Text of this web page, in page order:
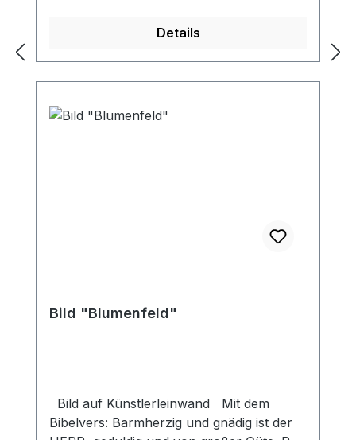
Details
Bild "Blumenfeld"
Bild auf Künstlerleinwand Mit dem
Bibelvers: Barmherzig und gnädig ist der